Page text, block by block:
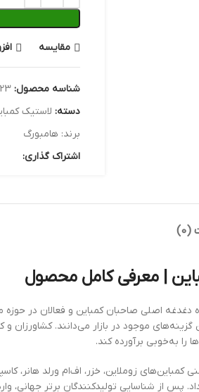
مقایسه
شناسه محصول:
دسته: لاستیک
برند: هامبورگ
اشتراک گذاری:
موجود در بازار می‌دانند.
را به‌خوبی برآورده کند.
شنی کمباین‌های زوملاین، خزر، اف‌ام ورلد
پس از شناسایی تولیدکنندگان برتر جهانی،